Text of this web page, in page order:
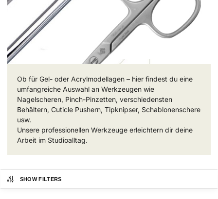
Ob für Gel- oder Acrylmodellagen – hier findest du eine
umfangreiche Auswahl an Werkzeugen wie
Nagelscheren, Pinch-Pinzetten, verschiedensten
Behältern, Cuticle Pushern, Tipknipser, Schablonenschere
usw.
Unsere professionellen Werkzeuge erleichtern dir deine
Arbeit im Studioalltag.
SHOW FILTERS